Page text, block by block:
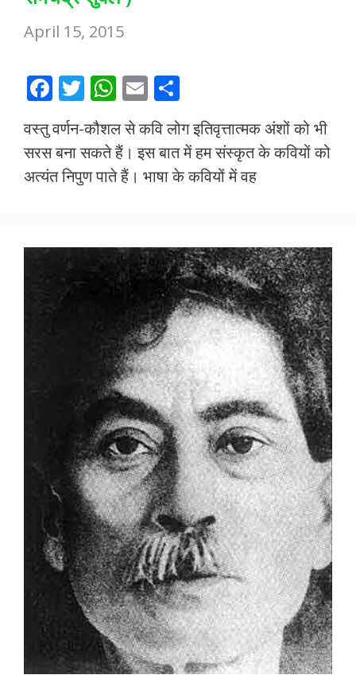
April 15, 2015
F
ac
e
b
o
k
T
w
itt
er
W
h
at
s
A
p
E
m
ai
l
ar
e
वस्तु वर्णन-कौशल से कवि लोग इतिवृत्तात्मक अंशों को भी
सरस बना सकते हैं। इस बात में हम संस्कृत के कवियों को
अत्यंत निपुण पाते हैं। भाषा के कवियों में वह